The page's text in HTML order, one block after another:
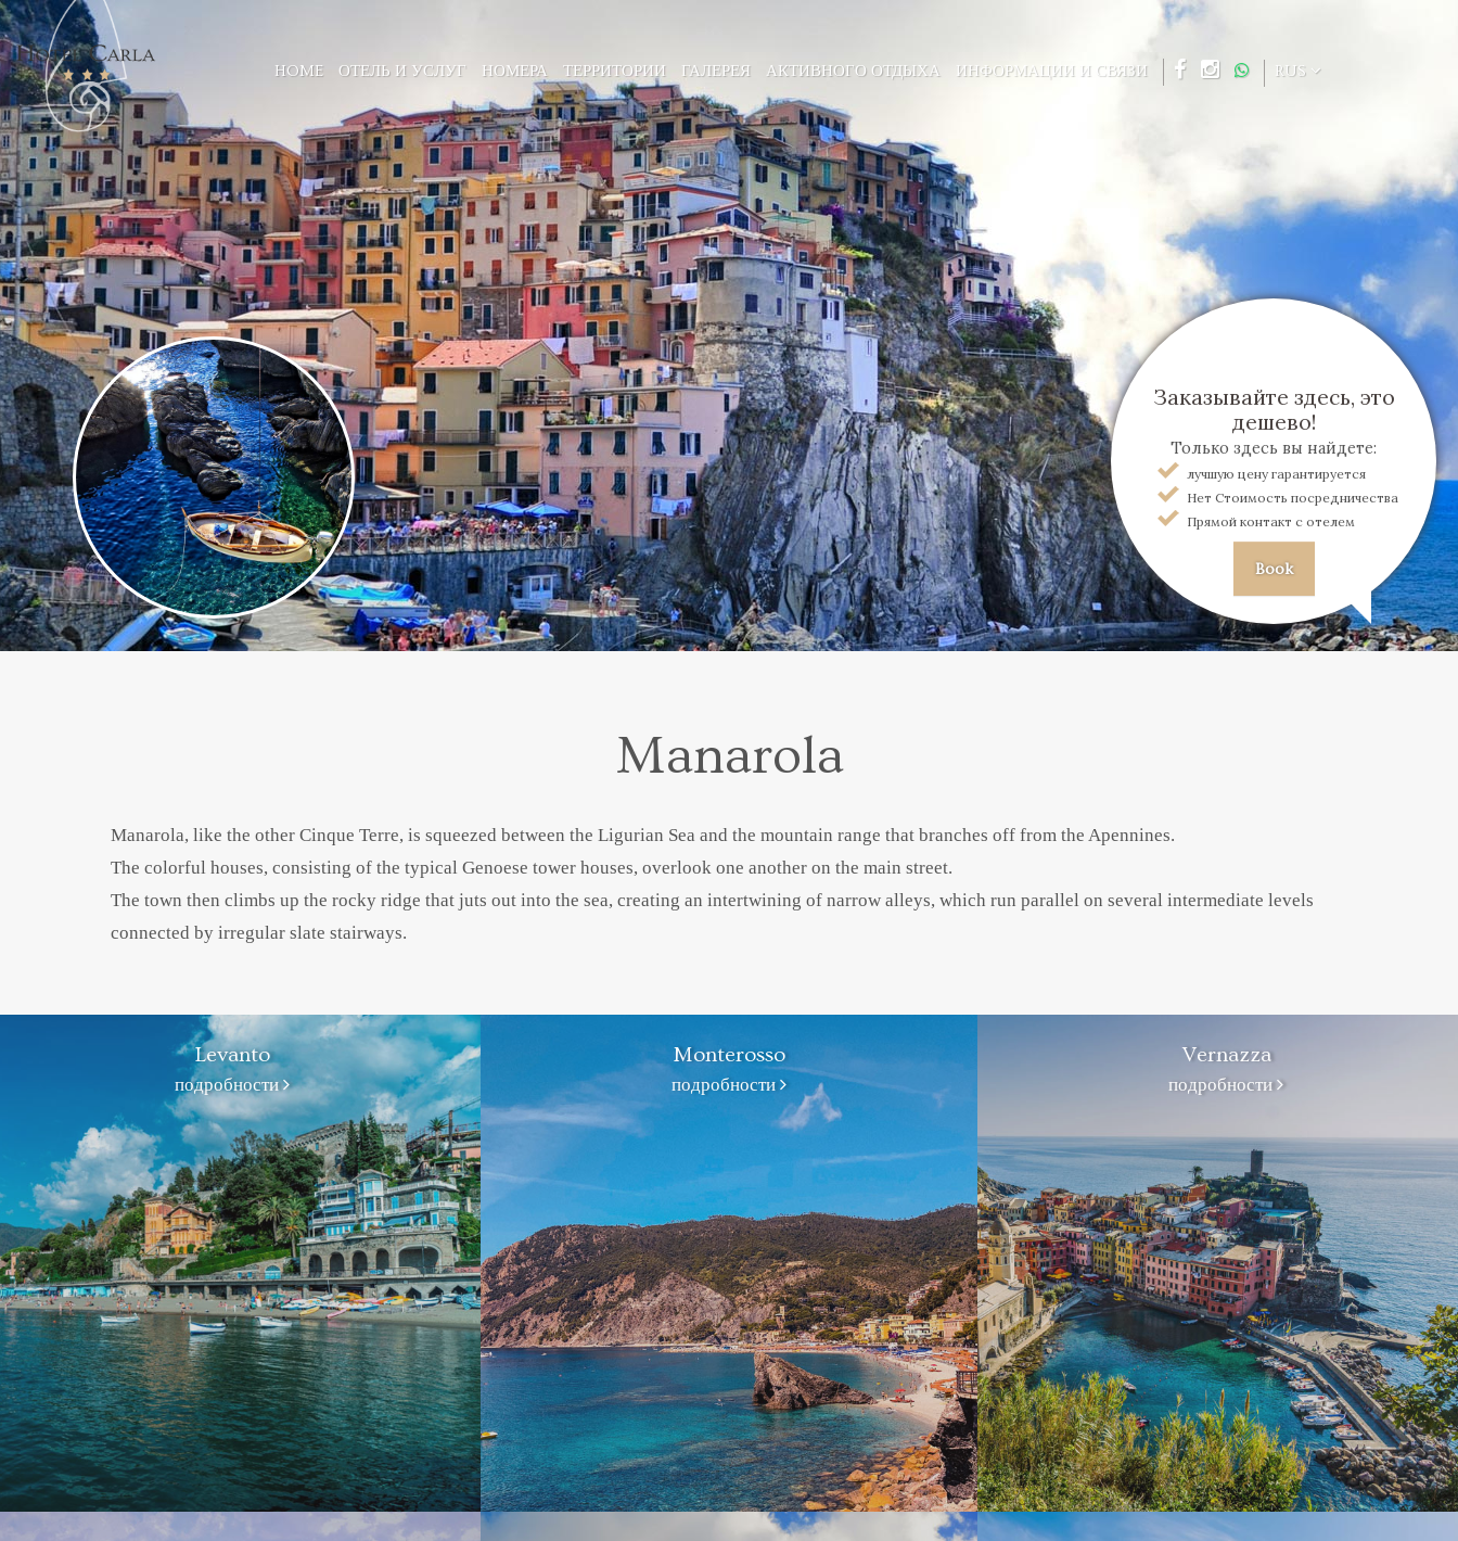
HOME ОТЕЛЬ И УСЛУГ НОМЕРА ТЕРРИТОРИИ ГАЛЕРЕЯ АКТИВНОГО ОТДЫХА ИНФОРМАЦИИ И СВЯЗИ RUS
Заказывайте здесь, это
дешево!
Только здесь вы найдете:
лучшую цену гарантируется
Нет Стоимость посредничества
Прямой контакт с отелем
Book
Manarola
Manarola, like the other Cinque Terre, is squeezed between the Ligurian Sea and the mountain range that branches off from the Apennines.
The colorful houses, consisting of the typical Genoese tower houses, overlook one another on the main street.
The town then climbs up the rocky ridge that juts out into the sea, creating an intertwining of narrow alleys, which run parallel on several intermediate levels
connected by irregular slate stairways.
Levanto
подробности
Monterosso
подробности
Vernazza
подробности